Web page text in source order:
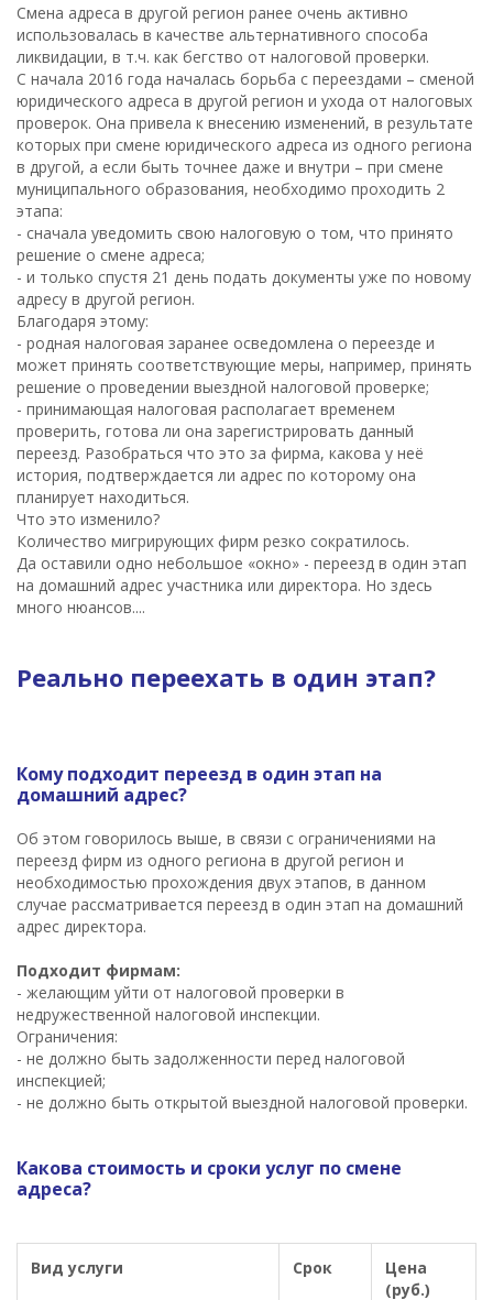
Смена адреса в другой регион ранее очень активно
использовалась в качестве альтернативного способа
ликвидации, в т.ч. как бегство от налоговой проверки.
С начала 2016 года началась борьба с переездами – сменой
юридического адреса в другой регион и ухода от налоговых
проверок. Она привела к внесению изменений, в результате
которых при смене юридического адреса из одного региона
в другой, а если быть точнее даже и внутри – при смене
муниципального образования, необходимо проходить 2
этапа:
- сначала уведомить свою налоговую о том, что принято
решение о смене адреса;
- и только спустя 21 день подать документы уже по новому
адресу в другой регион.
Благодаря этому:
- родная налоговая заранее осведомлена о переезде и
может принять соответствующие меры, например, принять
решение о проведении выездной налоговой проверке;
- принимающая налоговая располагает временем
проверить, готова ли она зарегистрировать данный
переезд. Разобраться что это за фирма, какова у неё
история, подтверждается ли адрес по которому она
планирует находиться.
Что это изменило?
Количество мигрирующих фирм резко сократилось.
Да оставили одно небольшое «окно» - переезд в один этап
на домашний адрес участника или директора. Но здесь
много нюансов....
Реально переехать в один этап?
Кому подходит переезд в один этап на
домашний адрес?
Об этом говорилось выше, в связи с ограничениями на
переезд фирм из одного региона в другой регион и
необходимостью прохождения двух этапов, в данном
случае рассматривается переезд в один этап на домашний
адрес директора.
Подходит фирмам:
- желающим уйти от налоговой проверки в
недружественной налоговой инспекции.
Ограничения:
- не должно быть задолженности перед налоговой
инспекцией;
- не должно быть открытой выездной налоговой проверки.
Какова стоимость и сроки услуг по смене
адреса?
Вид услуги Срок
Цена
(руб.)